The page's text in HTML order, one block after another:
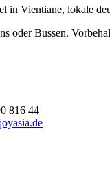
Vientiane, lokale
Bussen.
816 44